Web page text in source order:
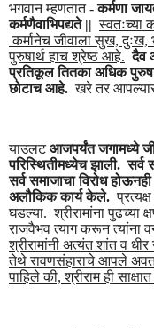
भगवान म्हणतात -कर्मणा
कर्मणैवाभिपद्यते || स्वतःच्या
कर्मानेच जीवाला सुख, दुःख,
पुरुषार्थ हाच श्रेष्ठ आहे. दैव
प्रतिकूल तितका अधिक
छोटाच आहे. खरे तर
याउलटआजपर्यंत जगामध्ये
परिस्थितीमध्येच झाली. सर्व
सर्व समाजाचा विरोध
अलौकिक कार्य केले.
घडल्या. श्रीरामांना पुढच्या
राजवैभव त्याग करून त्यांना
श्रीरामांनी अत्यंत शांत व
तेथे रावणसंहाराचे आपले
पाहिले की, श्रीराम ही